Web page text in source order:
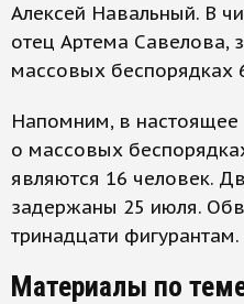
Алексей Навальный. В
отец Артема Савелова,
массовых беспорядках
Напомним, в
о массовых
являются 16 человек.
задержаны 25 июля.
тринадцати фигурантам.
Материалы по